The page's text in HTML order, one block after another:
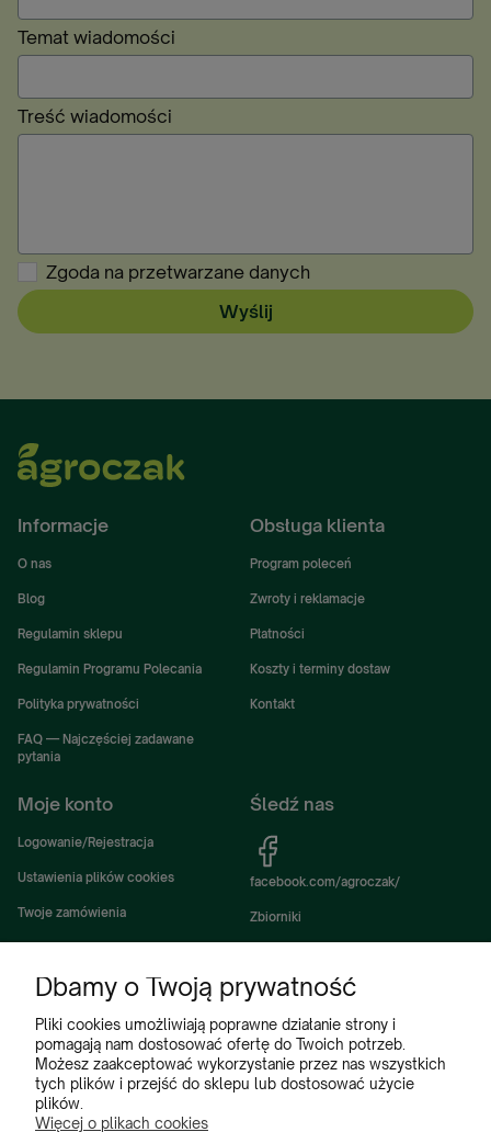
Temat wiadomości
Treść wiadomości
Zgoda na przetwarzane danych
Wyślij
Informacje
O nas
Blog
Regulamin sklepu
Regulamin Programu Polecania
Polityka prywatności
FAQ — Najczęściej zadawane
pytania
Obsługa klienta
Program poleceń
Zwroty i reklamacje
Płatności
Koszty i terminy dostaw
Kontakt
Moje konto
Logowanie/Rejestracja
Ustawienia plików cookies
Twoje zamówienia
Ustawienia konta
Ulubione
Śledź nas
facebook.com/agroczak/
Zbiorniki
Akcesoria i wyposażenie zbiorników
Zbiorniki na deszczówkę
Częsci do maszyn rolniczych
Części do ciągników
Dbamy o Twoją prywatność
Pliki cookies umożliwiają poprawne działanie strony i
pomagają nam dostosować ofertę do Twoich potrzeb.
Możesz zaakceptować wykorzystanie przez nas wszystkich
tych plików i przejść do sklepu lub dostosować użycie
plików.
Więcej o plikach cookies